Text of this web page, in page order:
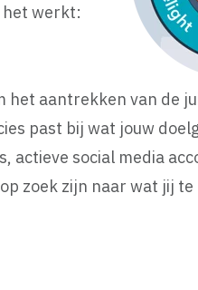
het werkt:
aantrekken van de
past bij wat jouw
actieve social media
zoek zijn naar wat jij